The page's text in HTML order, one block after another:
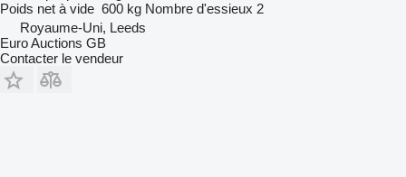
Poids net à vide 600 kg Nombre d'essieux 2
Royaume-Uni, Leeds
Euro Auctions GB
Contacter le vendeur